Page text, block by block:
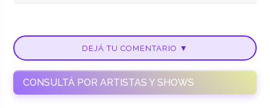
DEJÁ TU COMENTARIO ▼
CONSULTÁ POR ARTISTAS Y SHOWS